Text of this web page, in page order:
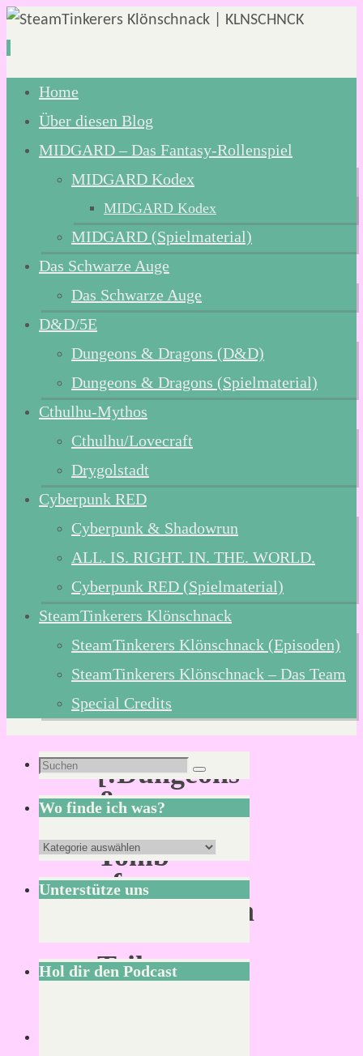
Zum
Inhalt
springen
Home
Über diesen Blog
MIDGARD – Das Fantasy-Rollenspiel
MIDGARD Kodex
MIDGARD Kodex
MIDGARD (Spielmaterial)
Das Schwarze Auge
Das Schwarze Auge
D&D/5E
Dungeons & Dragons (D&D)
Dungeons & Dragons (Spielmaterial)
Cthulhu-Mythos
Cthulhu/Lovecraft
Drygolstadt
Cyberpunk RED
Cyberpunk & Shadowrun
ALL. IS. RIGHT. IN. THE. WORLD.
Cyberpunk RED (Spielmaterial)
SteamTinkerers Klönschnack
SteamTinkerers Klönschnack (Episoden)
SteamTinkerers Klönschnack – Das Team
Special Credits
[:Dungeons
&
Dragons:]
Tomb
of
Annihilation
–
Teil
Suchen
nach:
Suchen
Wo finde ich was?
Wo
finde
ich
Unterstütze uns
Hol dir den Podcast